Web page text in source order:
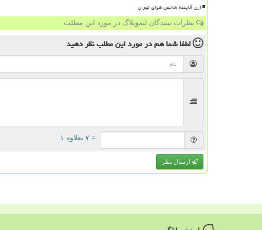
ازن آلاینده شاخص هوای تهران
نظرات بینندگان لیموبلاگ در مورد این مطلب
لطفا شما همدر مورد این مطلبنظر دهید
= ۷ بعلاوه ۱
ارسال نظر